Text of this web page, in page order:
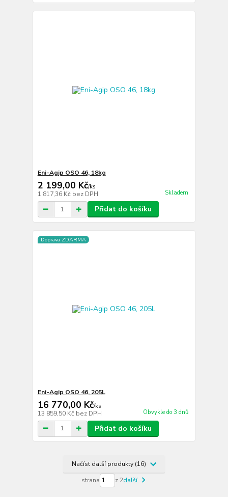
Eni-Agip OSO 46, 18kg
2 199,00 Kč/ks
1 817,36 Kč bez DPH Skladem
Přidat do košíku
Doprava ZDARMA
Eni-Agip OSO 46, 205L
16 770,00 Kč/ks
13 859,50 Kč bez DPH Obvykle do 3 dnů
Přidat do košíku
Načíst další produkty (16)
strana z 2další